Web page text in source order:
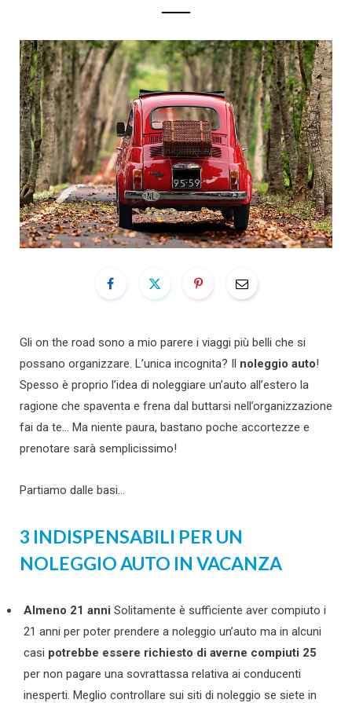
Gli on the road sono a mio parere i viaggi più belli che si
possano organizzare. L’unica incognita? Il noleggio auto!
Spesso è proprio l’idea di noleggiare un’auto all’estero la
ragione che spaventa e frena dal buttarsi nell’organizzazione
fai da te… Ma niente paura, bastano poche accortezze e
prenotare sarà semplicissimo!
Partiamo dalle basi…
3 INDISPENSABILI PER UN
NOLEGGIO AUTO IN VACANZA
Almeno 21 anni Solitamente è sufficiente aver compiuto i
21 anni per poter prendere a noleggio un’auto ma in alcuni
casi potrebbe essere richiesto di averne compiuti 25
per non pagare una sovrattassa relativa ai conducenti
inesperti. Meglio controllare sui siti di noleggio se siete in